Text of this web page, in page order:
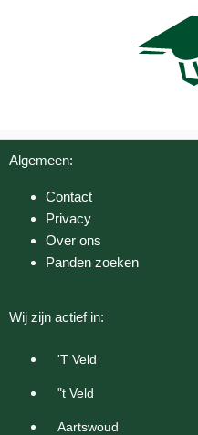
Algemeen:
Contact
Privacy
Over ons
Panden zoeken
Wij zijn actief in:
'T Veld
"t Veld
Aartswoud